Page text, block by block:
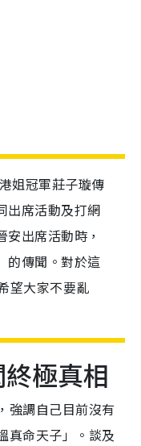
姐冠軍莊子璇傳
出席活動及打網
出席活動時，
的傳聞。對於這
望大家不要亂
極真相
強調自己目前沒有
真命天子」。談及